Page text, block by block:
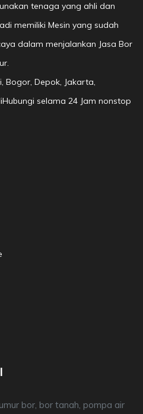
tenaga yang ahli dan
memiliki Mesin yang sudah
dalam menjalankan Jasa Bor
Bogor, Depok, Jakarta,
selama 24 Jam nonstop
bor, bor tanah, pompa air